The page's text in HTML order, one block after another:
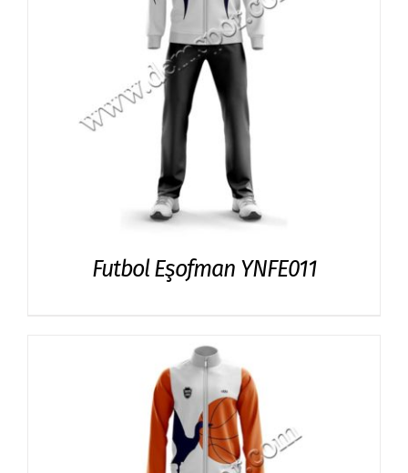
Futbol Eşofman YNFE011